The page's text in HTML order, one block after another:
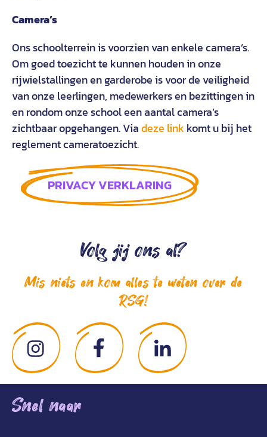
Camera’s
Ons schoolterrein is voorzien van enkele camera’s.
Om goed toezicht te kunnen houden in onze
rijwielstallingen en garderobe is voor de veiligheid
van onze leerlingen, medewerkers en bezittingen in
en rondom onze school een aantal camera’s
zichtbaar opgehangen. Viadeze link komt u bij het
reglement cameratoezicht.
PRIVACY VERKLARING
Volg jij ons al?
Mis niets en kom alles te weten over de
RSG!
Snel naar